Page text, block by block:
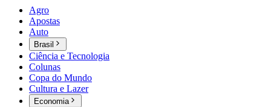
Agro
Apostas
Auto
Brasil
Ciência e Tecnologia
Colunas
Copa do Mundo
Cultura e Lazer
Economia